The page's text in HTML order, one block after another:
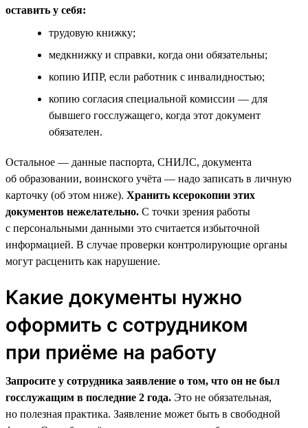
оставить у себя:
трудовую книжку;
медкнижку и справки, когда они обязательны;
копию ИПР, если работник с инвалидностью;
копию согласия специальной комиссии — для
бывшего госслужащего, когда этот документ
обязателен.
Остальное — данные паспорта, СНИЛС, документа
об образовании, воинского учёта — надо записать в личную
карточку (об этом ниже). Хранить ксерокопии этих
документов нежелательно. С точки зрения работы
с персональными данными это считается избыточной
информацией. В случае проверки контролирующие органы
могут расценить как нарушение.
Какие документы нужно
оформить с сотрудником
при приёме на работу
Запросите у сотрудника заявление о том, что он не был
госслужащим в последние 2 года. Это не обязательная,
но полезная практика. Заявление может быть в свободной